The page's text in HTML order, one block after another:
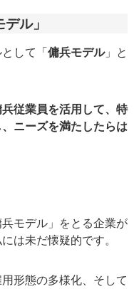
ル」
して「傭兵モデル」と
従業員を活用して、特
ニーズを満たしたらは
モデル」をとる企業が
は未だ懐疑的です。
形態の多様化、そして